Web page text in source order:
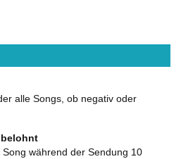
alle Songs, ob negativ oder
belohnt
während der Sendung 10